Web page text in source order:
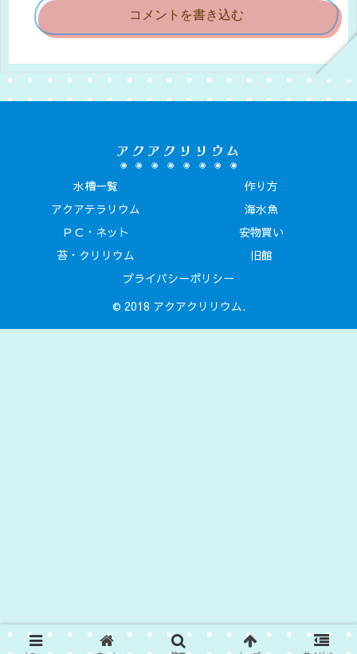
コメントを書き込む
アクアクリリウム
水槽一覧
作り方
アクアテラリウム
海水魚
ＰＣ・ネット
安物買い
苔・クリリウム
旧館
プライバシーポリシー
© 2018 アクアクリリウム.